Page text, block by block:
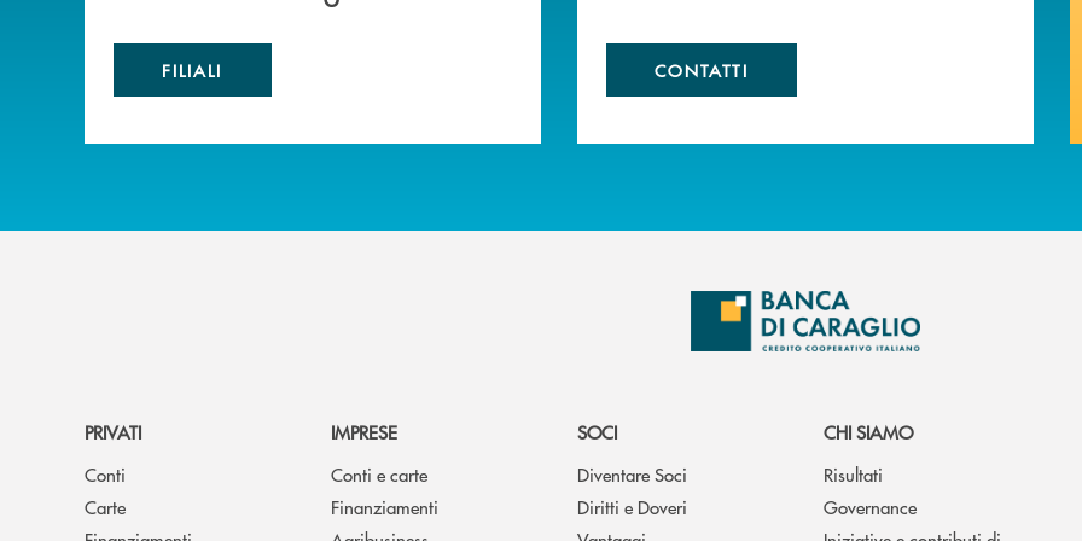
FILIALI CONTATTI
PRIVATI
Conti
Carte
IMPRESE
Conti e carte
Finanziamenti
SOCI
Diventare Soci
Diritti e Doveri
CHI SIAMO
Risultati
Governance